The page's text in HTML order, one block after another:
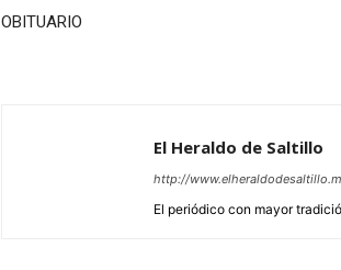
OBITUARIO
El Heraldo de Saltillo
http://
El periódico con mayor